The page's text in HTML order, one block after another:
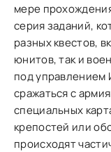
мере
серия заданий,
разных квестов,
юнитов, так и
под управлением
сражаться с
специальных
крепостей или
происходят